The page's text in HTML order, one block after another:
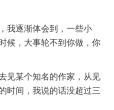
逐渐体会到，一些小
候，大事轮不到你做，你
某个知名的作家，从见
时间，我说的话没超过三